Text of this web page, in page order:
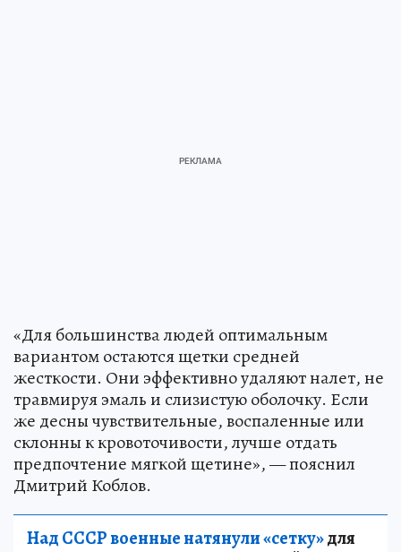
«Для большинства людей оптимальным
вариантом остаются щетки средней
жесткости. Они эффективно удаляют налет, не
травмируя эмаль и слизистую оболочку. Если
же десны чувствительные, воспаленные или
склонны к кровоточивости, лучше отдать
предпочтение мягкой щетине», — пояснил
Дмитрий Коблов.
Над СССР военные натянули «сетку»для